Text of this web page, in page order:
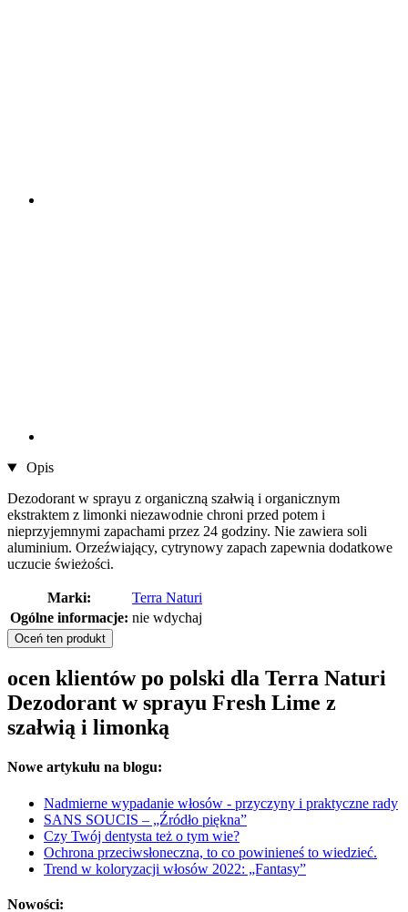
Opis
Dezodorant w sprayu z organiczną szałwią i organicznym
ekstraktem z limonki niezawodnie chroni przed potem i
nieprzyjemnymi zapachami przez 24 godziny. Nie zawiera soli
aluminium. Orzeźwiający, cytrynowy zapach zapewnia dodatkowe
uczucie świeżości.
Marki:
Terra Naturi
Ogólne informacje: nie wdychaj
Oceń ten produkt
ocen klientów po polski dla Terra Naturi
Dezodorant w sprayu Fresh Lime z
szałwią i limonką
Nowe artykułu na blogu:
Nadmierne wypadanie włosów - przyczyny i praktyczne rady
SANS SOUCIS – „Źródło piękna”
Czy Twój dentysta też o tym wie?
Ochrona przeciwsłoneczna, to co powinieneś to wiedzieć.
Trend w koloryzacji włosów 2022: „Fantasy”
Nowości: